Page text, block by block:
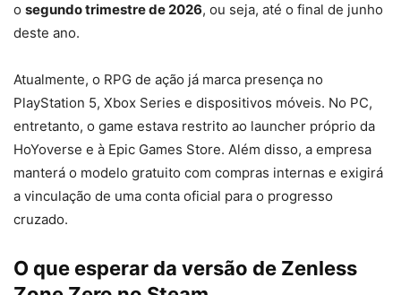
o segundo trimestre de 2026, ou seja, até o final de junho
deste ano.
Atualmente, o RPG de ação já marca presença no
PlayStation 5, Xbox Series e dispositivos móveis. No PC,
entretanto, o game estava restrito ao launcher próprio da
HoYoverse e à Epic Games Store. Além disso, a empresa
manterá o modelo gratuito com compras internas e exigirá
a vinculação de uma conta oficial para o progresso
cruzado.
O que esperar da versão de Zenless